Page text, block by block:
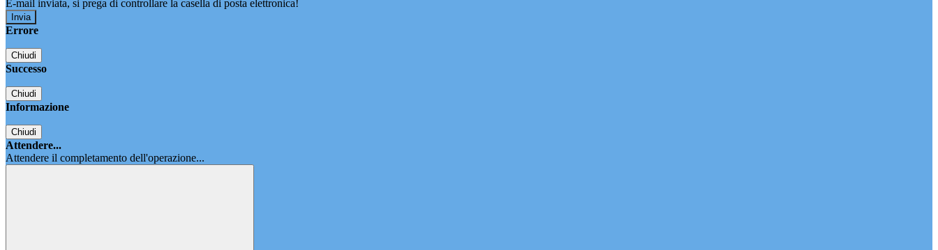
E-mail inviata, si prega di controllare la casella di posta elettronica!
Errore
Chiudi
Successo
Chiudi
Informazione
Chiudi
Attendere...
Attendere il completamento dell'operazione...